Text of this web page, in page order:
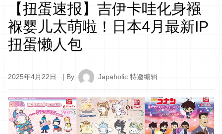
【扭蛋速报】吉伊卡哇化身襁
褓婴儿太萌啦！日本4月最新IP
扭蛋懒人包
2025年4月22日 | By Japaholic 特邀编辑